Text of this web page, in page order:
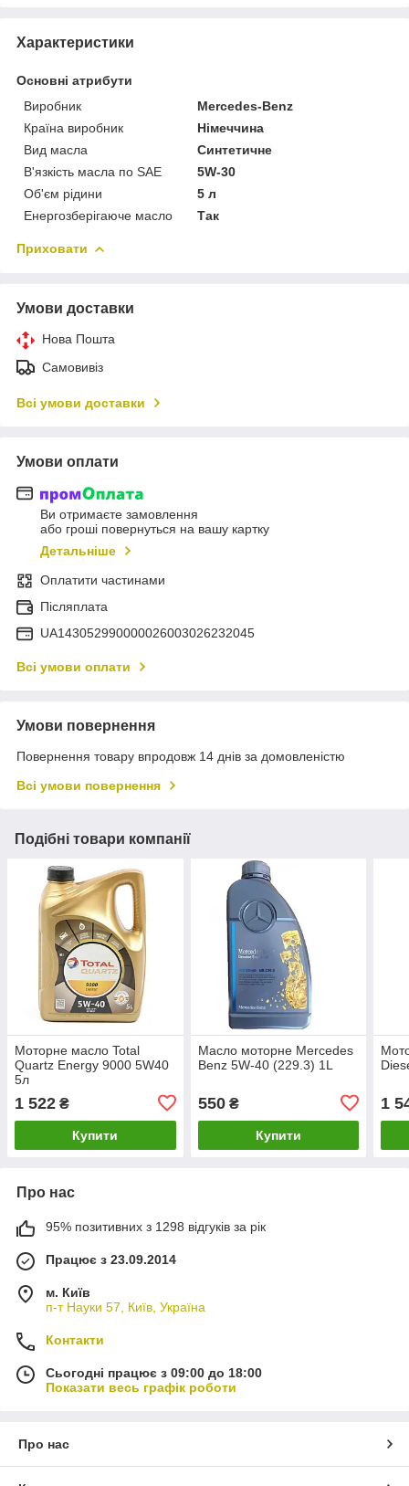
Характеристики
Основні атрибути
Виробник
Mercedes-Benz
Країна виробник
Німеччина
Вид масла
Синтетичне
В'язкість масла по SAE
5W-30
Об'єм рідини
5 л
Енергозберігаюче масло
Так
Приховати
Умови доставки
Нова Пошта
Самовивіз
Всі умови доставки
Умови оплати
Ви отримаєте замовлення
або гроші повернуться на вашу картку
Детальніше
Оплатити частинами
Післяплата
UA143052990000026003026232045
Всі умови оплати
Умови повернення
Повернення товару впродовж 14 днів за домовленістю
Всі умови повернення
Подібні товари компанії
Моторне масло Total
Quartz Energy 9000 5W40
5л
1 522 ₴
Купити
Масло моторне Mercedes
Benz 5W-40 (229.3) 1L
550₴
Купити
1
Про нас
95% позитивних з 1298 відгуків за рік
Працює з 23.09.2014
м. Київ
п-т Науки 57, Київ, Україна
Контакти
Сьогодні працює з 09:00 до 18:00
Показати весь графік роботи
Про нас